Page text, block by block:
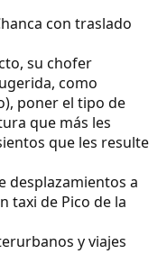
con traslado
su chofer
como
poner el tipo de
que más les
que les resulte
desplazamientos a
taxi de Pico de la
y viajes